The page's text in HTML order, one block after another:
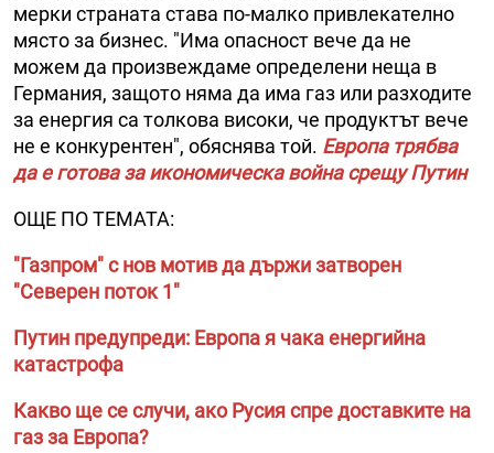
мерки страната става по-малко привлекателно
място за бизнес. "Има опасност вече да не
можем да произвеждаме определени неща в
Германия, защото няма да има газ или разходите
за енергия са толкова високи, че продуктът вече
не е конкурентен", обяснява той. Европа трябва
да е готова за икономическа война срещу Путин
ОЩЕ ПО ТЕМАТА:
"Газпром" с нов мотив да държи затворен
"Северен поток 1"
Путин предупреди: Европа я чака енергийна
катастрофа
Какво ще се случи, ако Русия спре доставките на
газ за Европа?